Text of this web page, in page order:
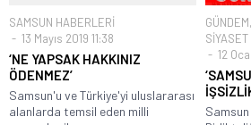
SAMSUN HABERLERİ
13 Mayıs 2019 11:38
‘NE YAPSAK HAKKINIZ
ÖDENMEZ’
Samsun'u ve Türkiye'yi uluslararası
alanlarda temsil eden milli
GÜNDEM,
SİYASET
12